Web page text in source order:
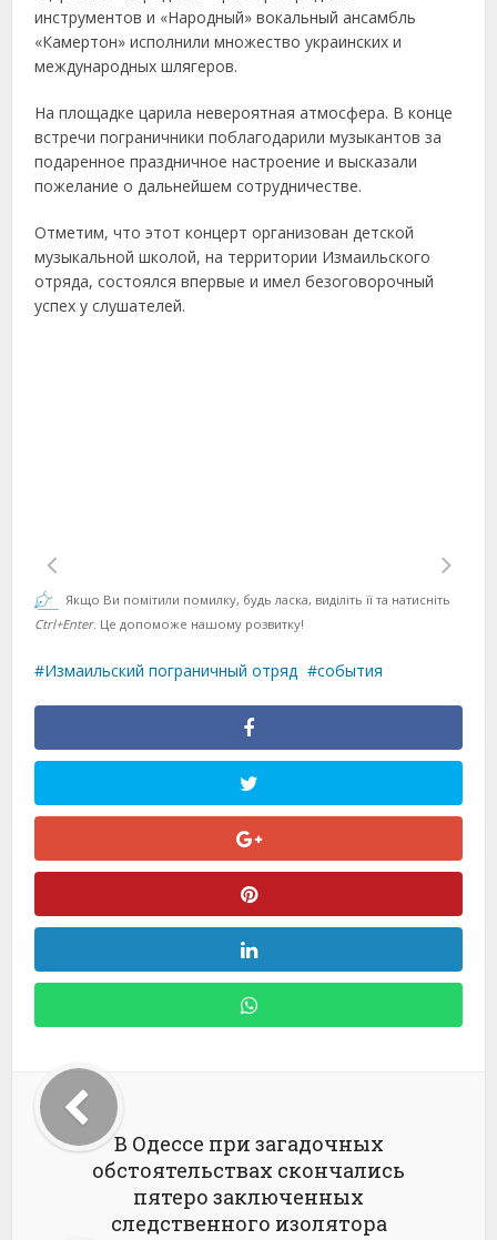
инструментов и «Народный» вокальный ансамбль
«Камертон»исполнили множество украинских и
международных шлягеров.
На площадкецарила невероятная атмосфера. В конце
встречи пограничники поблагодарили музыкантов за
подаренное праздничное настроение и высказали
пожеланиео дальнейшемсотрудничестве.
Отметим, что этот концерт организован детской
музыкальной школой, на территории Измаильского
отряда, состоялся впервые и имел безоговорочный
успех у слушателей.
Якщо Ви помітили помилку, будь ласка, виділіть її та натисніть
Ctrl+Enter. Це допоможе нашому розвитку!
Измаильский пограничный отряд события
В Одессе при загадочных
обстоятельствах скончались
пятеро заключенных
следственного изолятора